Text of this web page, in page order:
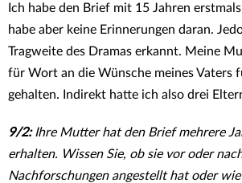
Ich habe den Brief mit 15 Jahren
habe aber keine Erinnerungen daran.
Tragweite des Dramas erkannt. Meine
für Wort an die Wünsche meines Vaters
gehalten. Indirekt hatte ich also drei
9/2:Ihre Mutter hat den Brief mehrere
erhalten. Wissen Sie, ob sie vor oder
Nachforschungen angestellt hat oder